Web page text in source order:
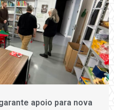
apoio para nova